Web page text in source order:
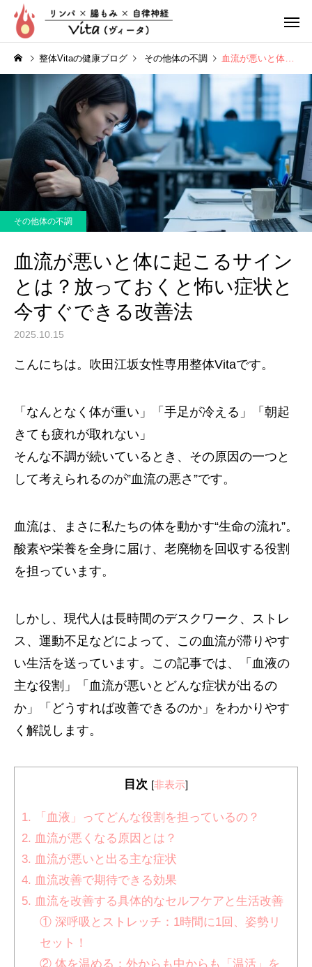
リンパ整体 腸もみ
整体Vitaの健康ブログ その他体の不調 血流が悪いと体に起こるサインとは？放っておくと怖い症状と今すぐできる改善法
その他体の不調
血流が悪いと体に起こるサイン
とは？放っておくと怖い症状と
今すぐできる改善法
2025.10.15
こんにちは。吹田江坂女性専用整体Vitaです。
「なんとなく体が重い」「手足が冷える」「朝起
きても疲れが取れない」
そんな不調が続いているとき、その原因の一つと
して考えられるのが”血流の悪さ”です。
血流は、まさに私たちの体を動かす“生命の流れ”。
酸素や栄養を全身に届け、老廃物を回収する役割
を担っています。
しかし、現代人は長時間のデスクワーク、ストレ
ス、運動不足などによって、この血流が滞りやす
い生活を送っています。この記事では、「血液の
主な役割」「血流が悪いとどんな症状が出るの
か」「どうすれば改善できるのか」をわかりやす
く解説します。
目次 [非表示]
1. 「血液」ってどんな役割を担っているの？
2. 血流が悪くなる原因とは？
3. 血流が悪いと出る主な症状
4. 血流改善で期待できる効果
5. 血流を改善する具体的なセルフケアと生活改善
① 深呼吸とストレッチ：1時間に1回、姿勢リ
セット！
② 体を温める：外からも中からも「温活」を